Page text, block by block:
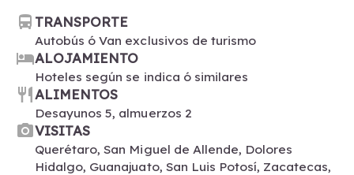
directions_bus TRANSPORTE
Autobús ó Van exclusivos de turismo
hotelALOJAMIENTO
Hoteles según se indica ó similares
restaurant ALIMENTOS
Desayunos 5, almuerzos 2
photo_cameraVISITAS
Querétaro, San Miguel de Allende, Dolores
Hidalgo, Guanajuato, San Luis Potosí, Zacatecas,